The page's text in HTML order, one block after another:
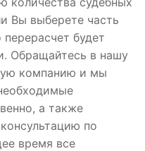
Вы выберете часть
будет
Обращайтесь в нашу
компанию и мы
а также
по
время все